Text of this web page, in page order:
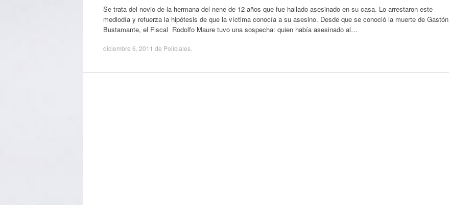
Se trata del novio de la hermana del nene de 12 años que fue hallado asesinado en su casa. Lo arrestaron este
mediodía y refuerza la hipótesis de que la víctima conocía a su asesino. Desde que se conoció la muerte de Gastón
Bustamante, el Fiscal Rodolfo Maure tuvo una sospecha: quien había asesinado al…
diciembre 6, 2011 de Policiales